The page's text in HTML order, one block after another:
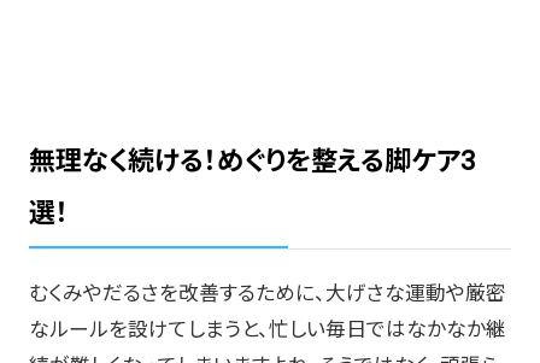
無理なく続ける！めぐりを整える脚ケア3
選！
むくみやだるさを改善するために、大げさな運動や厳密
なルールを設けてしまうと、忙しい毎日ではなかなか継